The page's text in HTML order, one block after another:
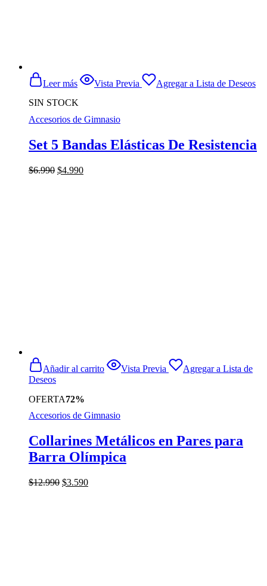
SIN STOCK
Leer más Vista Previa Agregar a Lista de Deseos
Accesorios de Gimnasio
Set 5 Bandas Elásticas De Resistencia
$6.990 El
$4.990El
OFERTA72%
Añadir al carrito Vista Previa
Agregar a Lista de
Deseos
Accesorios de Gimnasio
Collarines Metálicos en Pares para
Barra Olímpica
$12.990 El
$3.590El